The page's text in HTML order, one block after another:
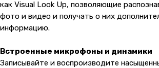
как Visual Look Up, позволяющие
фото и видео и получать о них
информацию.
Встроенные микрофоны и динамики
Записывайте и воспроизводите